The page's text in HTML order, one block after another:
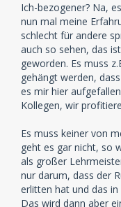
Ich-bezogener? Na,
nun mal meine
schlecht für andere
auch so sehen, das
geworden. Es muss
gehängt werden,
es mir hier
Kollegen, wir
Es muss keiner von
geht es gar nicht, so
als großer
nur darum, dass der
erlitten hat und das
Das wird dann aber